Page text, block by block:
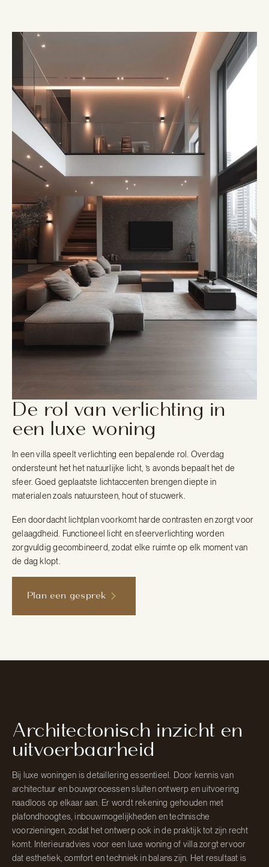
De rol van verlichting in
een luxe woning
In een villa speelt verlichting een bepalende rol. Overdag
ondersteunt het het natuurlijke licht, ’s avonds bepaalt het de
sfeer. Goed geplaatste lichtaccenten brengen diepte in
materialen zoals natuursteen, hout of stucwerk.
Een doordacht lichtplan voorkomt harde contrasten en zorgt voor
gelaagdheid. Functioneel licht en sfeerverlichting worden
zorgvuldig gecombineerd, zodat elke ruimte op elk moment van
de dag klopt.
Plan een gesprek
Architectonisch inzicht en
uitvoerbaarheid
Bij luxe woningen is detaillering essentieel. Door kennis van
architectuur en bouwprocessen sluiten ontwerp en uitvoering
naadloos op elkaar aan. Er wordt rekening gehouden met
plafondhoogtes, inbouwmogelijkheden en technische
voorzieningen, zodat het ontwerp ook in de praktijk tot zijn recht
komt. Interieuradvies voor een luxe woning of villa zorgt ervoor
dat esthetiek, comfort en techniek in balans zijn. Het resultaat is